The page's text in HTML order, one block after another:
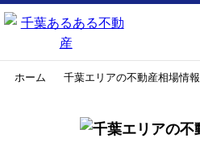
ホーム 千葉エリアの不動産相場情報